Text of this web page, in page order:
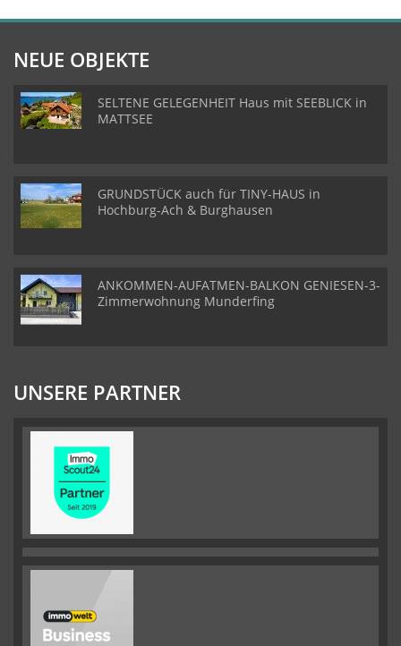
NEUE OBJEKTE
SELTENE GELEGENHEIT Haus mit SEEBLICK in
MATTSEE
GRUNDSTÜCK auch für TINY-HAUS in
Hochburg-Ach & Burghausen
ANKOMMEN-AUFATMEN-BALKON GENIESEN-3-
Zimmerwohnung Munderfing
UNSERE PARTNER